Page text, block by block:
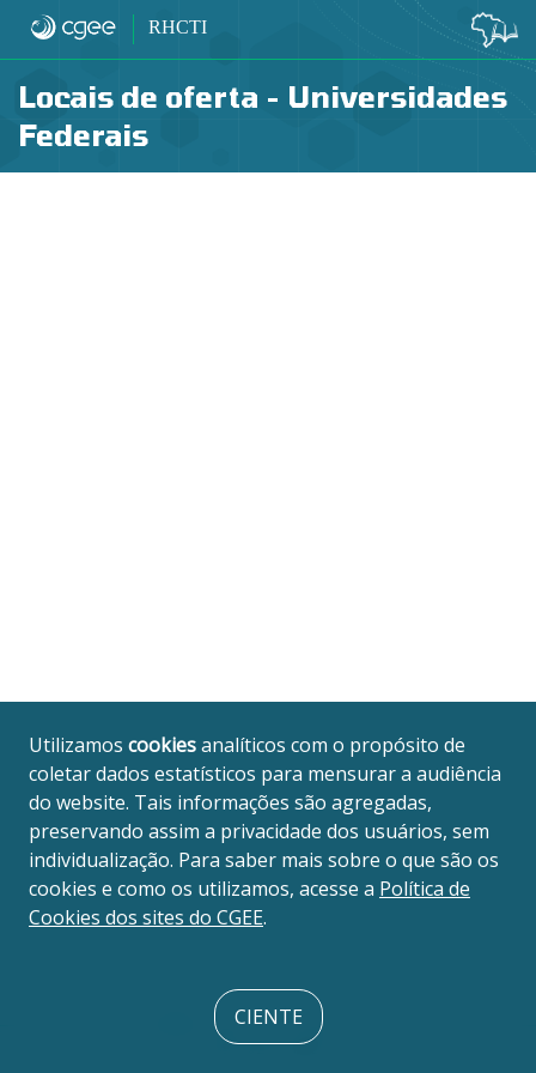
Painel ES RHCTI
Locais de oferta - Universidades
Federais
© 2020 CGEE
Utilizamos cookiesanalíticos com o propósito de
coletar dados estatísticos para mensurar a audiência
do website. Tais informações são agregadas,
preservando assim a privacidade dos usuários, sem
individualização. Para saber mais sobre o que são os
cookies e como os utilizamos, acesse a Política de
Cookies dos sites do CGEE.
CIENTE